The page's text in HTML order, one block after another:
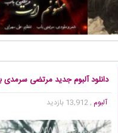
دانلود آلبوم جدید مرتضی سرمدی
آلبوم, 13,912 بازدید